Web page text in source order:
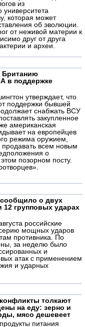
из
которая может
об эволюции.
от неживой материи к
друг от друга
и археи.
Британию
в поддержке
утверждает, что
поддержки бывшей
снабжать ВСУ
закупленное
американская
на европейцев
режима оружием,
продавать всем новым
о
позорном посту.
о двух
12 групповых ударах
российские
мощных ударов
противника. По
за неделю было
и
атак с применением
и ударных
толкают
на еду: зерно и
мясо дешевеет
питания